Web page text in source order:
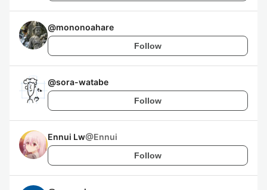
@mononoahare
Follow
@sora-watabe
Follow
Ennui Lw@Ennui
Follow